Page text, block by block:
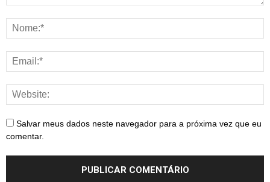
Salvar meus dados neste navegador para a próxima vez que eu
comentar.